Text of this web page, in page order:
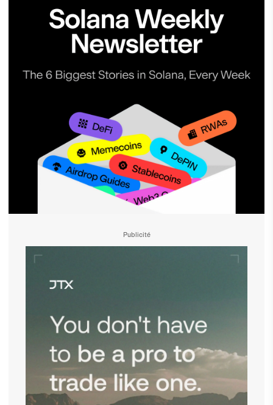
Publicité